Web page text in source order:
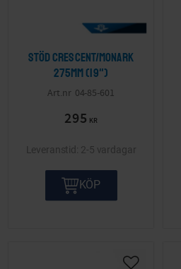
Stöd Crescent/Monark
275mm (19")
04-85-601
295 KR
2-5 vardagar
KÖP